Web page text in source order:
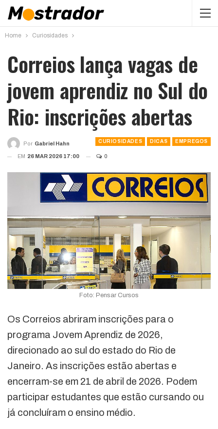
Home Curiosidades
Correios lança vagas de
jovem aprendiz no Sul do
Rio: inscrições abertas
CURIOSIDADES DICAS EMPREGOS
Por Gabriel Hahn
EM 26 MAR 2026 17:00 0
Foto: Pensar Cursos
Os Correios abriram inscrições para o
programa Jovem Aprendiz de 2026,
direcionado ao sul do estado do Rio de
Janeiro. As inscrições estão abertas e
encerram-se em 21 de abril de 2026. Podem
participar estudantes que estão cursando ou
já concluíram o ensino médio.